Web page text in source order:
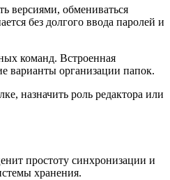
версиями, обмениваться
без долгого ввода паролей и
команд. Встроенная
варианты организации папок.
назначить роль редактора или
простоту синхронизации и
хранения.